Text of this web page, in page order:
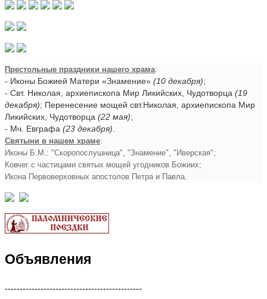
Престольные праздники нашего храма:
- Иконы Божией Матери «Знамение» (10 декабря);
- Свт. Николая, архиепископа Мир Ликийских, Чудотворца (19
декабря); Перенесение мощей свт.Николая, архиепископа Мир
Ликийских, Чудотворца (22 мая);
- Мч. Евграфа (23 декабря)
Святыни в нашем храме:
Иконы Б.М.: "Скоропослушница", "Знамение", "Иверская";
Ковчег с частицами святых мощей угодников Божиих;
Икона Первоверховных апостолов Петра и Павла.
Объявления
----------------------------------------------